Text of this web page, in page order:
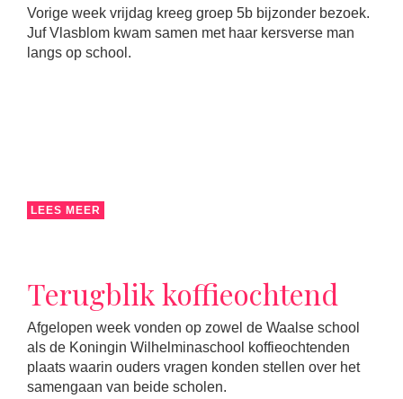
Vorige week vrijdag kreeg groep 5b bijzonder bezoek.
Juf Vlasblom kwam samen met haar kersverse man
langs op school.
LEES MEER
Terugblik koffieochtend
Afgelopen week vonden op zowel de Waalse school
als de Koningin Wilhelminaschool koffieochtenden
plaats waarin ouders vragen konden stellen over het
samengaan van beide scholen.